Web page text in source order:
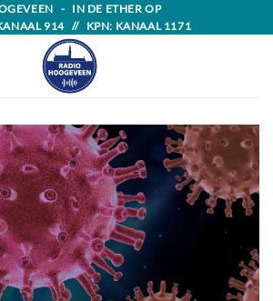
- IN DE ETHER OP
914 // KPN: KANAAL 1171